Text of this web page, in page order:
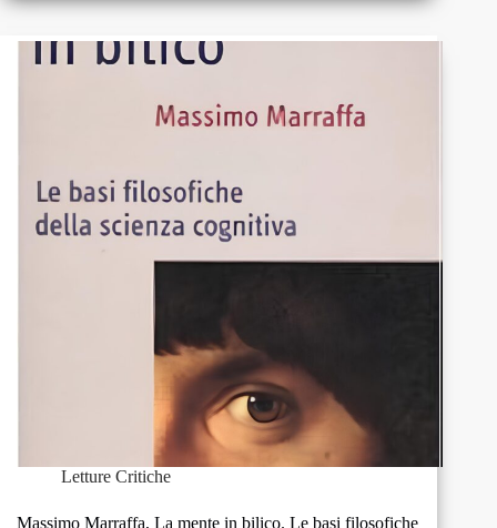
pp.288.
Letture Critiche
Massimo Marraffa, La mente in bilico. Le basi filosofiche